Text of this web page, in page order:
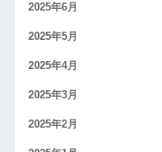
2025年6月
2025年5月
2025年4月
2025年3月
2025年2月